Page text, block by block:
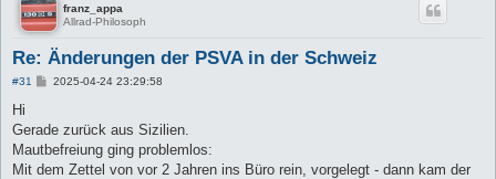
franz_appa
Allrad-Philosoph
Re: Änderungen der PSVA in der Schweiz
#31
B
r
a
2025-04-24 23:29:58
Hi
Gerade zurück aus Sizilien.
Mautbefreiung ging problemlos:
Mit dem Zettel von vor 2 Jahren ins Büro rein, vorgelegt - dann kam der